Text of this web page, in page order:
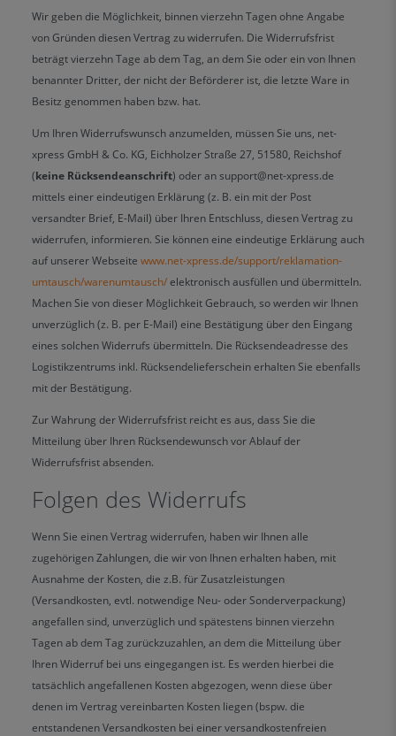
Wir geben die Möglichkeit, binnen vierzehn Tagen ohne Angabe
von Gründen diesen Vertrag zu widerrufen. Die Widerrufsfrist
beträgt vierzehn Tage ab dem Tag, an dem Sie oder ein von Ihnen
benannter Dritter, der nicht der Beförderer ist, die letzte Ware in
Besitz genommen haben bzw. hat.
Um Ihren Widerrufswunsch anzumelden, müssen Sie uns, net-
xpress GmbH & Co. KG, Eichholzer Straße 27, 51580, Reichshof
(keine Rücksendeanschrift) oder an support@net-xpress.de
mittels einer eindeutigen Erklärung (z. B. ein mit der Post
versandter Brief, E-Mail) über Ihren Entschluss, diesen Vertrag zu
widerrufen, informieren. Sie können eine eindeutige Erklärung auch
auf unserer Webseite www.net-xpress.de/support/reklamation-
umtausch/warenumtausch/ elektronisch ausfüllen und übermitteln.
Machen Sie von dieser Möglichkeit Gebrauch, so werden wir Ihnen
unverzüglich (z. B. per E-Mail) eine Bestätigung über den Eingang
eines solchen Widerrufs übermitteln. Die Rücksendeadresse des
Logistikzentrums inkl. Rücksendelieferschein erhalten Sie ebenfalls
mit der Bestätigung.
Zur Wahrung der Widerrufsfrist reicht es aus, dass Sie die
Mitteilung über Ihren Rücksendewunsch vor Ablauf der
Widerrufsfrist absenden.
Folgen des Widerrufs
Wenn Sie einen Vertrag widerrufen, haben wir Ihnen alle
zugehörigen Zahlungen, die wir von Ihnen erhalten haben, mit
Ausnahme der Kosten, die z.B. für Zusatzleistungen
(Versandkosten, evtl. notwendige Neu- oder Sonderverpackung)
angefallen sind, unverzüglich und spätestens binnen vierzehn
Tagen ab dem Tag zurückzuzahlen, an dem die Mitteilung über
Ihren Widerruf bei uns eingegangen ist. Es werden hierbei die
tatsächlich angefallenen Kosten abgezogen, wenn diese über
denen im Vertrag vereinbarten Kosten liegen (bspw. die
entstandenen Versandkosten bei einer versandkostenfreien